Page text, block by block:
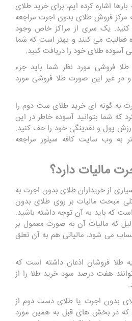
اشاره کرده ایم، برای خرید طلای
فروش طلای بدون اجرت مراجعه
کنید. یک سری از مراکز خاص وجود
فعالیت می کنند و بهتر است که شما
آسوده طلای خود را دریافت کنید.
فروشی مورد نظر شما باید جزء
و در غیر این صورت طلا فروشی مورد
به گونه ای خرید طلای ست دوم را
که شما بتوانید آسوده خاطر در این
ارزش پول و نقدینگی خود را حف کنید.
به وب سایت کافه سیلور مراجعه
مالیات دارد؟
از خریداران طلای بدون اجرت به
مبحث مالیات بر روی طلای بدون
که باید به آن توجه داشته باشید.
که مالیات آن به صورت معمول بر
می‌ شود، مالیاتی هم به آن تعلق
طلا فروشان اذعان داشته است که
هفت درصد سود خرید طلا را از
بدون اجرت یا طلای دست دوم از
که در بخش های قبل به همین مورد